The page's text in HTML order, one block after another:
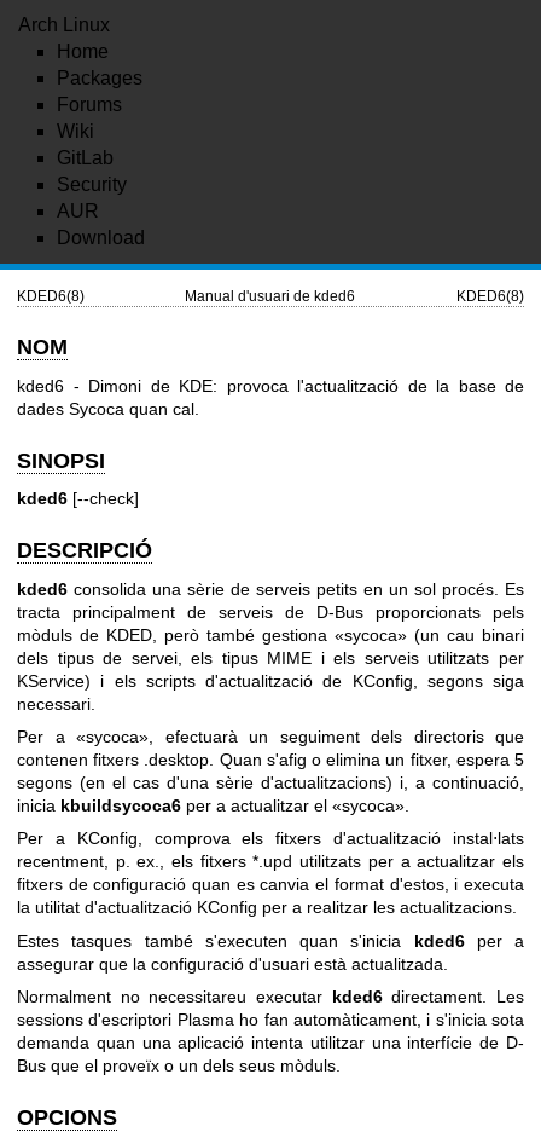
Arch Linux
Home
Packages
Forums
Wiki
GitLab
Security
AUR
Download
KDED6(8) Manual d'usuari de kded6 KDED6(8)
NOM
kded6 - Dimoni de KDE: provoca l'actualització de la base de
dades Sycoca quan cal.
SINOPSI
kded6 [--check]
DESCRIPCIÓ
kded6 consolida una sèrie de serveis petits en un sol procés. Es
tracta principalment de serveis de D-Bus proporcionats pels
mòduls de KDED, però també gestiona «sycoca» (un cau binari
dels tipus de servei, els tipus MIME i els serveis utilitzats per
KService) i els scripts d'actualització de KConfig, segons siga
necessari.
Per a «sycoca», efectuarà un seguiment dels directoris que
contenen fitxers .desktop. Quan s'afig o elimina un fitxer, espera 5
segons (en el cas d'una sèrie d'actualitzacions) i, a continuació,
inicia kbuildsycoca6 per a actualitzar el «sycoca».
Per a KConfig, comprova els fitxers d'actualització instal⋅lats
recentment, p. ex., els fitxers *.upd utilitzats per a actualitzar els
fitxers de configuració quan es canvia el format d'estos, i executa
la utilitat d'actualització KConfig per a realitzar les actualitzacions.
Estes tasques també s'executen quan s'inicia kded6per a
assegurar que la configuració d'usuari està actualitzada.
Normalment no necessitareu executar kded6directament. Les
sessions d'escriptori Plasma ho fan automàticament, i s'inicia sota
demanda quan una aplicació intenta utilitzar una interfície de D-
Bus que el proveïx o un dels seus mòduls.
OPCIONS